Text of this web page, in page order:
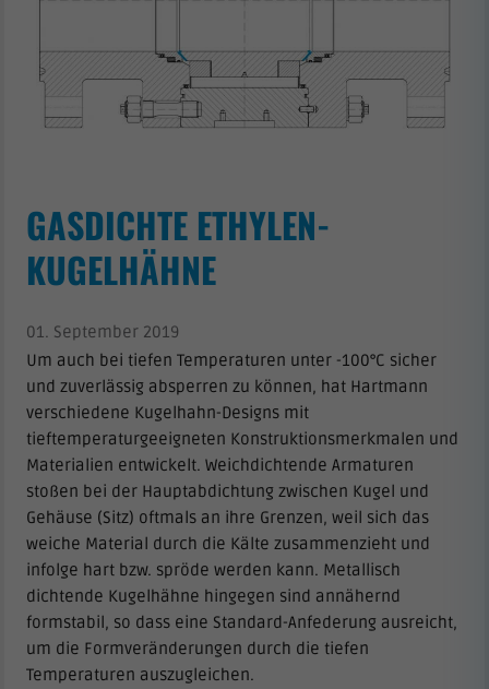
GASDICHTE ETHYLEN-
KUGELHÄHNE
01. September 2019
Um auch bei tiefen Temperaturen unter -100°C sicher
und zuverlässig absperren zu können, hat Hartmann
verschiedene Kugelhahn-Designs mit
tieftemperaturgeeigneten Konstruktionsmerkmalen und
Materialien entwickelt. Weichdichtende Armaturen
stoßen bei der Hauptabdichtung zwischen Kugel und
Gehäuse (Sitz) oftmals an ihre Grenzen, weil sich das
weiche Material durch die Kälte zusammenzieht und
infolge hart bzw. spröde werden kann. Metallisch
dichtende Kugelhähne hingegen sind annähernd
formstabil, so dass eine Standard-Anfederung ausreicht,
um die Formveränderungen durch die tiefen
Temperaturen auszugleichen.